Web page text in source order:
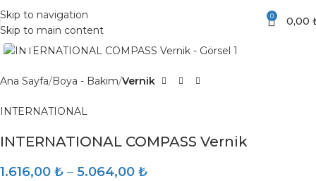
Skip to navigation
Skip to main content
0 0,00
Click to enlarge
Ana Sayfa Boya - Bakım Vernik
INTERNATIONAL
INTERNATIONAL COMPASS Vernik
1.616,00 ₺ – 5.064,00 ₺